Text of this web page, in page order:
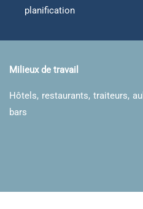
planification
Milieux de travail
Hôtels, restaurants, traiteurs,
bars